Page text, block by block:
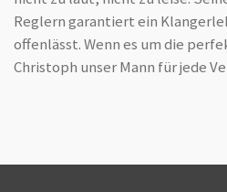
Reglern garantiert ein
offenlässt. Wenn es um die
Christoph unser Mann für jede